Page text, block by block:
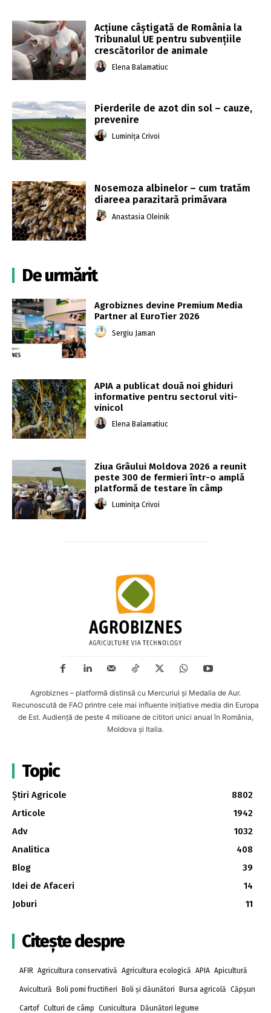
Acțiune câştigată de România la
Tribunalul UE pentru subvențiile
crescătorilor de animale
Elena Balamatiuc
Pierderile de azot din sol – cauze,
prevenire
Luminița Crivoi
Nosemoza albinelor – cum tratăm
diareea parazitară primăvara
Anastasia Oleinik
De urmărit
Agrobiznes devine Premium Media
Partner al EuroTier 2026
Sergiu Jaman
APIA a publicat două noi ghiduri
informative pentru sectorul viti-
vinicol
Elena Balamatiuc
Ziua Grâului Moldova 2026 a reunit
peste 300 de fermieri într-o amplă
platformă de testare în câmp
Luminița Crivoi
Agrobiznes – platformă distinsă cu Mercuriul și Medalia de Aur.
Recunoscută de FAO printre cele mai influente inițiative media din Europa
de Est. Audiență de peste 4 milioane de cititori unici anual în România,
Moldova și Italia.
Topic
Știri Agricole
8802
Articole
1942
Adv
1032
Analitica
408
Blog
39
Idei de Afaceri
14
Joburi
11
Citește despre
AFIR Agricultura conservativă Agricultura ecologică APIA Apicultură
Avicultură Boli pomi fructifieri Boli și dăunători Bursa agricolă Căpșun
Cartof Culturi de câmp Cunicultura Dăunători legume